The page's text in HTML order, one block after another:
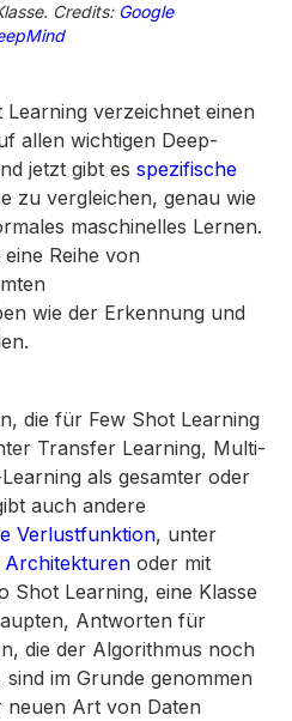
Credits: Google
Learning verzeichnet einen
allen wichtigen Deep-
jetzt gibt es spezifische
zu vergleichen, genau wie
maschinelles Lernen.
Reihe von
wie der Erkennung und
die für Few Shot Learning
Transfer Learning, Multi-
als gesamter oder
auch andere
Verlustfunktion, unter
Architekturen oder mit
Shot Learning, eine Klasse
Antworten für
die der Algorithmus noch
im Grunde genommen
neuen Art von Daten